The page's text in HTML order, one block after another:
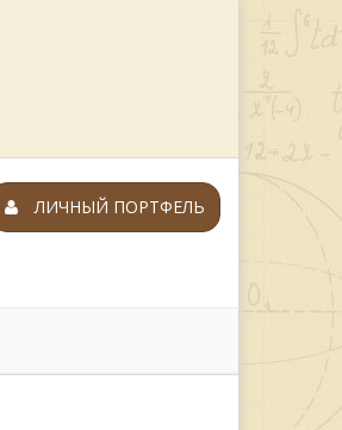
ЛИЧНЫЙ ПОРТФЕЛЬ